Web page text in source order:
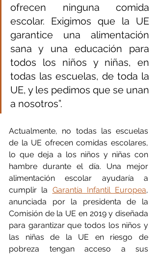
ofrecen ninguna comida
escolar. Exigimos que la UE
garantice una alimentación
sana y una educación para
todos los niños y niñas, en
todas las escuelas, de toda la
UE, y les pedimos que se unan
a nosotros”.
Actualmente, no todas las escuelas
de la UE ofrecen comidas escolares,
lo que deja a los niños y niñas con
hambre durante el día. Una mejor
alimentación escolar ayudaría a
cumplir la Garantía Infantil Europea,
anunciada por la presidenta de la
Comisión de la UE en 2019 y diseñada
para garantizar que todos los niños y
las niñas de la UE en riesgo de
pobreza tengan acceso a sus